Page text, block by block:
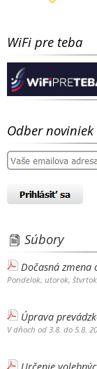
WiFi pre teba
Odber noviniek
Súbory
Dočasná
Pondelok, utorok,
Úprava
V dňoch od 3.8. do 5.8.